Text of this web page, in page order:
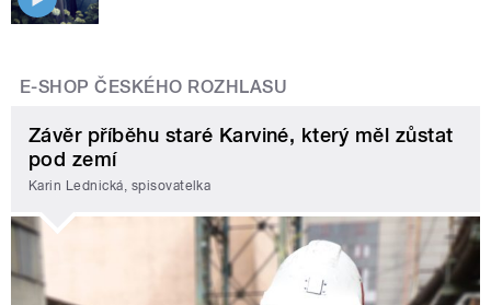
E-SHOP ČESKÉHO ROZHLASU
Závěr příběhu staré Karviné, který měl zůstat
pod zemí
Karin Lednická, spisovatelka